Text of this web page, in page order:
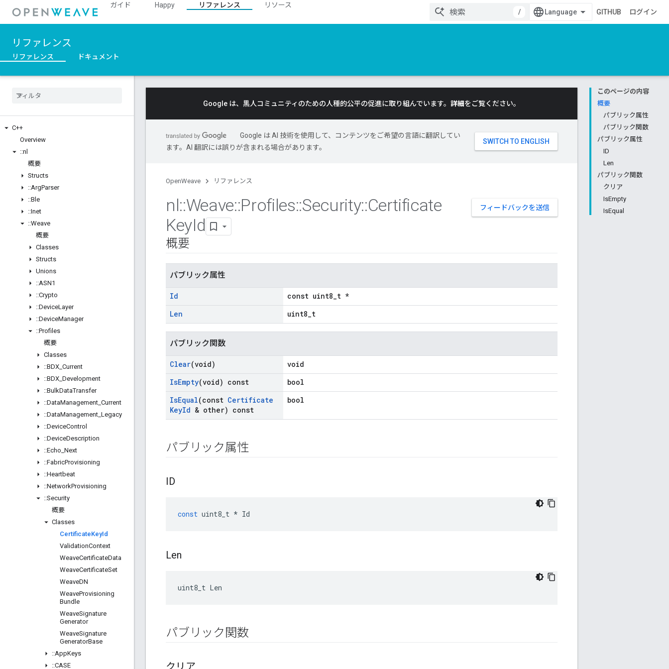
ガイド Happy リファレンス
リソース
/
GITHUB ログイン
リファレンス
リファレンス ドキュメント
C++
Overview
::nl
概要
Structs
::ArgParser
::Ble
::Inet
::Weave
概要
Classes
Structs
Unions
::ASN1
::Crypto
::DeviceLayer
::DeviceManager
::Profiles
概要
Classes
::BDX Current
::BDX Development
::BulkDataTransfer
::DataManagement Current
::DataManagement Legacy
::DeviceControl
::DeviceDescription
::Echo Next
::FabricProvisioning
::Heartbeat
::NetworkProvisioning
::Security
概要
Classes
CertificateKeyId
ValidationContext
WeaveCertificateData
WeaveCertificateSet
WeaveDN
WeaveProvisioning
Bundle
WeaveSignature
Generator
WeaveSignature
GeneratorBase
::AppKeys
::CASE
このページの内容
概要
パブリック属性
パブリック関数
パブリック属性
ID
Len
パブリック関数
クリア
IsEmpty
IsEqual
Google は、黒人コミュニティのための人種的公平の促進に取り組んでいます。 詳細をご覧ください。
Google は AI 技術を使用して、コンテンツをご希望の言語に翻訳してい
ます。AI 翻訳には誤りが含まれる場合があります。
OpenWeave リファレンス
フィードバックを送信
nl::Weave::Profiles::Security::Certificate
KeyId
概要
パブリック属性
Id
const uint8_t *
Len
uint8_t
パブリック関数
Clear(void)
void
IsEmpty(void) const
bool
IsEqual(const Certificate
KeyId & other) const
bool
パブリック属性
ID
const uint8_t * Id
Len
uint8_t Len
パブリック関数
クリア